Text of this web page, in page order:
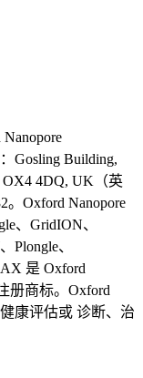
Gosling Building,
OX4 4DQ, UK（英
。Oxford Nanopore
、GridION、
Plongle、
是 Oxford
册商标。Oxford
康评估或 诊断、治